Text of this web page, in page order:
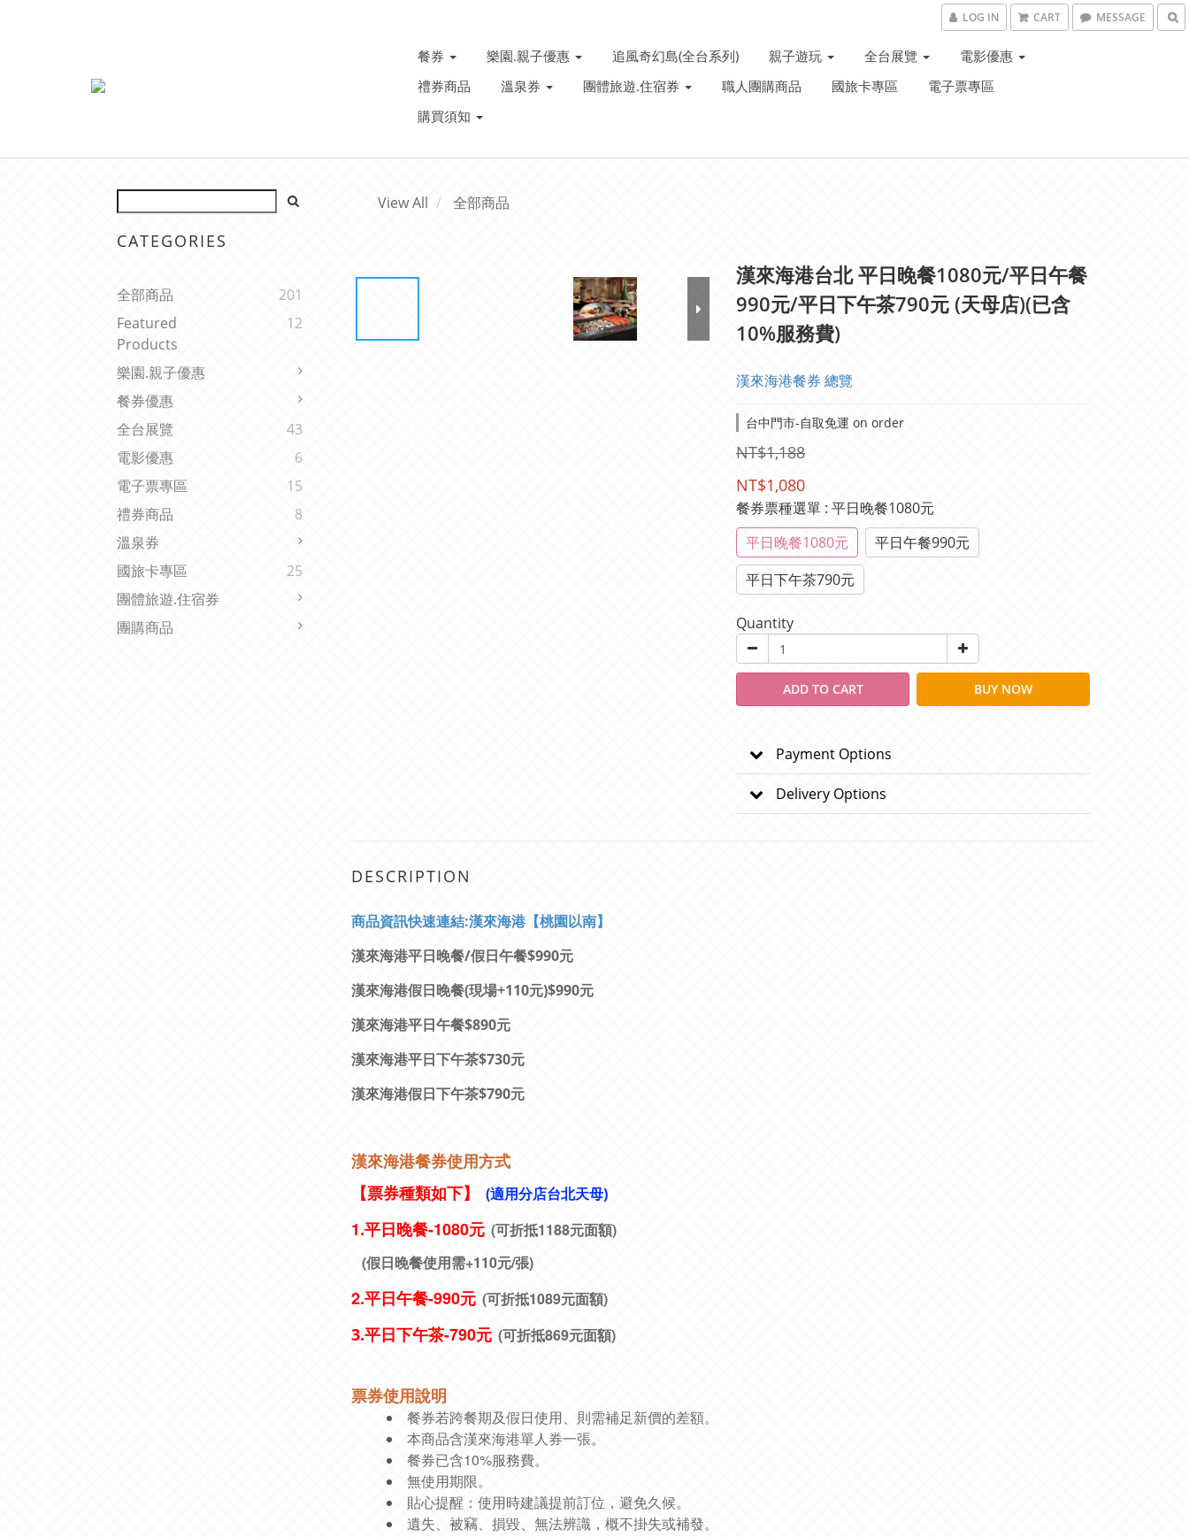
LOG IN CART MESSAGE
餐券 樂園.親子優惠 追風奇幻島(全台系列) 親子遊玩 全台展覽
電影優惠
禮券商品
溫泉券 團體旅遊.住宿券 職人團購商品 國旅卡專區
電子票專區
購買須知
CATEGORIES
全部商品
201
Featured
Products
12
樂園.親子優惠
餐券優惠
全台展覽
43
電影優惠
6
電子票專區
15
禮券商品
8
溫泉券
國旅卡專區
25
團體旅遊.住宿券
團購商品
View All 全部商品
漢來海港台北 平日晚餐1080元/平日午餐
990元/平日下午茶790元 (天母店)(已含
10%服務費)
漢來海港餐券 總覽
台中門市-自取免運 on order
NT$1,188
NT$1,080
餐券票種選單 : 平日晚餐1080元
平日晚餐1080元
平日午餐990元
平日下午茶790元
Quantity
ADD TO CART BUY NOW
Payment Options
Delivery Options
DESCRIPTION
商品資訊快速連結:漢來海港【桃園以南】
漢來海港平日晚餐/假日午餐$990元
漢來海港假日晚餐(現場+110元)$990元
漢來海港平日午餐$890元
漢來海港平日下午茶$730元
漢來海港假日下午茶$790元
漢來海港餐券使用方式
【票券種類如下】 (適用分店台北天母)
1.平日晚餐-1080元 (可折抵1188元面額)
(假日晚餐使用需+110元/張)
2.平日午餐-990元 (可折抵1089元面額)
3.平日下午茶-790元 (可折抵869元面額)
票券使用說明
餐券若跨餐期及假日使用、則需補足新價的差額。
本商品含漢來海港單人券一張。
餐券已含10%服務費。
無使用期限。
貼心提醒：使用時建議提前訂位，避免久候。
遺失、被竊、損毀、無法辨識，概不掛失或補發。